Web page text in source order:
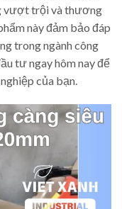
vượt trội và thương
này đảm bảo đáp
trong ngành công
tư ngay hôm nay để
của bạn.